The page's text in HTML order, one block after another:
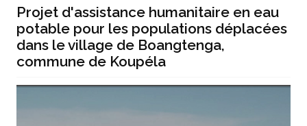
Projet d'assistance humanitaire en eau
potable pour les populations déplacées
dans le village de Boangtenga,
commune de Koupéla